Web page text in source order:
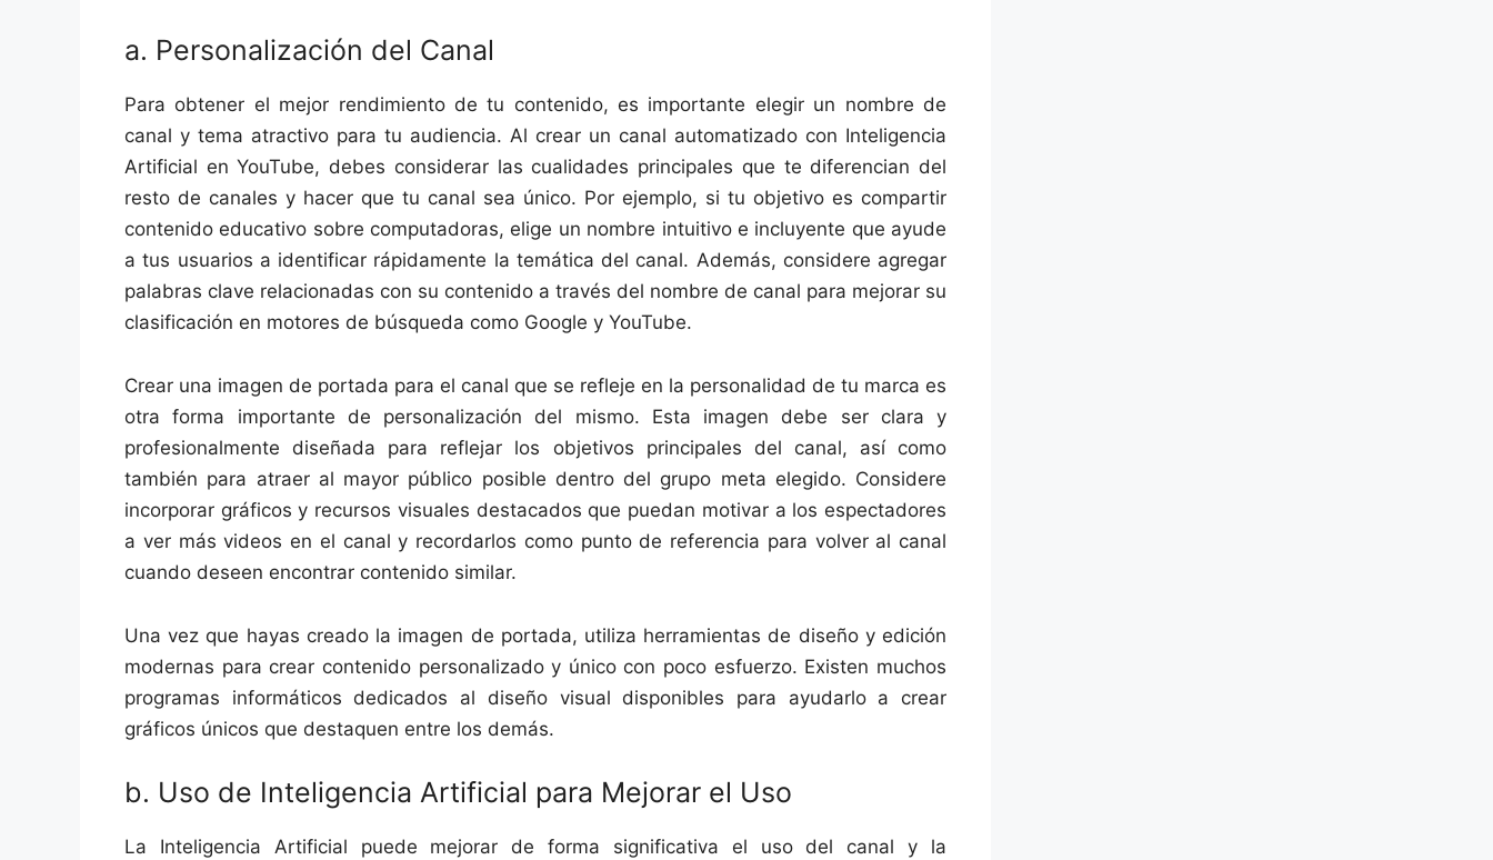
a. Personalización del Canal
Para obtener el mejor rendimiento de tu contenido, es importante elegir un nombre de
canal y tema atractivo para tu audiencia. Al crear un canal automatizado con Inteligencia
Artificial en YouTube, debes considerar las cualidades principales que te diferencian del
resto de canales y hacer que tu canal sea único. Por ejemplo, si tu objetivo es compartir
contenido educativo sobre computadoras, elige un nombre intuitivo e incluyente que ayude
a tus usuarios a identificar rápidamente la temática del canal. Además, considere agregar
palabras clave relacionadas con su contenido a través del nombre de canal para mejorar su
clasificación en motores de búsqueda como Google y YouTube.
Crear una imagen de portada para el canal que se refleje en la personalidad de tu marca es
otra forma importante de personalización del mismo. Esta imagen debe ser clara y
profesionalmente diseñada para reflejar los objetivos principales del canal, así como
también para atraer al mayor público posible dentro del grupo meta elegido. Considere
incorporar gráficos y recursos visuales destacados que puedan motivar a los espectadores
a ver más videos en el canal y recordarlos como punto de referencia para volver al canal
cuando deseen encontrar contenido similar.
Una vez que hayas creado la imagen de portada, utiliza herramientas de diseño y edición
modernas para crear contenido personalizado y único con poco esfuerzo. Existen muchos
programas informáticos dedicados al diseño visual disponibles para ayudarlo a crear
gráficos únicos que destaquen entre los demás.
b. Uso de Inteligencia Artificial para Mejorar el Uso
La Inteligencia Artificial puede mejorar de forma significativa el uso del canal y la